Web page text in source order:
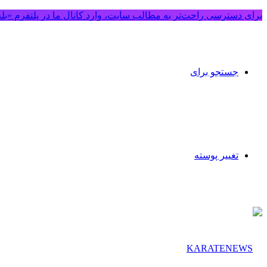
برای دسترسی راحت‌تر به مطالب سایت، وارد کانال ما در پلتفرم
جستجو برای
تغییر پوسته